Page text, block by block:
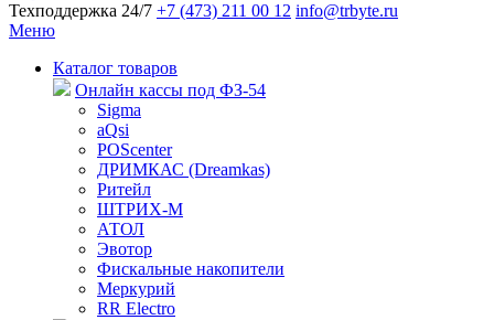
Техподдержка 24/7 +7 (473) 211 00 12 info@trbyte.ru
Меню
Каталог товаров
Онлайн кассы под ФЗ-54
Sigma
aQsi
POScenter
ДРИМКАС (Dreamkas)
Ритейл
ШТРИХ-М
АТОЛ
Эвотор
Фискальные накопители
Меркурий
RR Electro